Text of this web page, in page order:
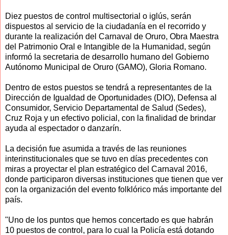
Diez puestos de control multisectorial o iglús, serán
dispuestos al servicio de la ciudadanía en el recorrido y
durante la realización del Carnaval de Oruro, Obra Maestra
del Patrimonio Oral e Intangible de la Humanidad, según
informó la secretaria de desarrollo humano del Gobierno
Autónomo Municipal de Oruro (GAMO), Gloria Romano.
Dentro de estos puestos se tendrá a representantes de la
Dirección de Igualdad de Oportunidades (DIO), Defensa al
Consumidor, Servicio Departamental de Salud (Sedes),
Cruz Roja y un efectivo policial, con la finalidad de brindar
ayuda al espectador o danzarín.
La decisión fue asumida a través de las reuniones
interinstitucionales que se tuvo en días precedentes con
miras a proyectar el plan estratégico del Carnaval 2016,
donde participaron diversas instituciones que tienen que ver
con la organización del evento folklórico más importante del
país.
"Uno de los puntos que hemos concertado es que habrán
10 puestos de control, para lo cual la Policía está dotando